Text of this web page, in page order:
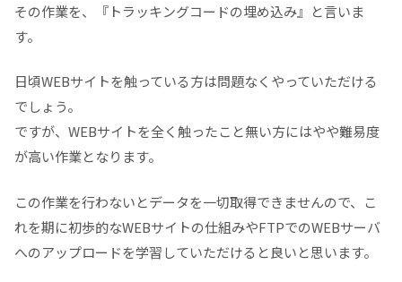
その作業を、『トラッキングコードの埋め込み』と言いま
す。
日頃WEBサイトを触っている方は問題なくやっていただける
でしょう。
ですが、WEBサイトを全く触ったこと無い方にはやや難易度
が高い作業となります。
この作業を行わないとデータを一切取得できませんので、こ
れを期に初歩的なWEBサイトの仕組みやFTPでのWEBサーバ
へのアップロードを学習していただけると良いと思います。